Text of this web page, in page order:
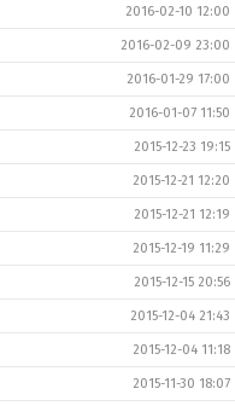
2016-02-10 12:00
2016-02-09 23:00
2016-01-29 17:00
2016-01-07 11:50
2015-12-23 19:15
2015-12-21 12:20
2015-12-21 12:19
2015-12-19 11:29
2015-12-15 20:56
2015-12-04 21:43
2015-12-04 11:18
2015-11-30 18:07